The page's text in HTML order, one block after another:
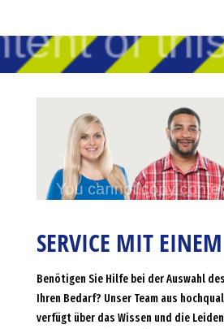
SERVICE MIT
Benötigen Sie Hilfe bei der Auswahl
Ihren Bedarf? Unser Team aus
verfügt über das Wissen und die